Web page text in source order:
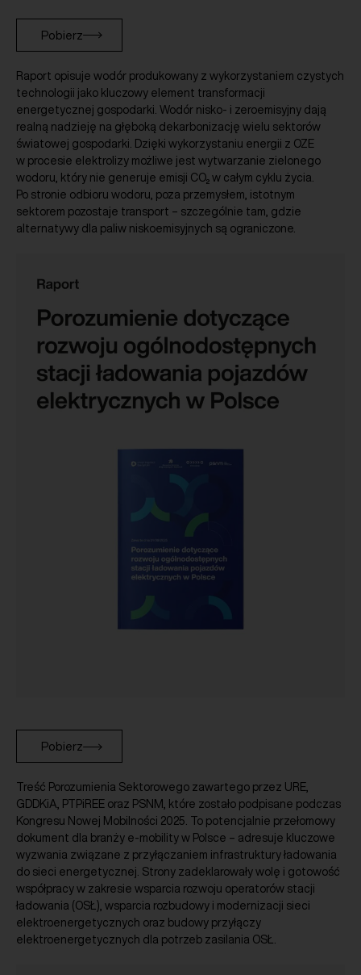
Pobierz
Raport opisuje wodór produkowany z wykorzystaniem czystych
technologii jako kluczowy element transformacji
energetycznej gospodarki. Wodór nisko- i zeroemisyjny dają
realną nadzieję na głęboką dekarbonizację wielu sektorów
światowej gospodarki. Dzięki wykorzystaniu energii z OZE
w procesie elektrolizy możliwe jest wytwarzanie zielonego
wodoru, który nie generuje emisji CO₂ w całym cyklu życia.
Po stronie odbioru wodoru, poza przemysłem, istotnym
sektorem pozostaje transport – szczególnie tam, gdzie
alternatywy dla paliw niskoemisyjnych są ograniczone.
Pobierz
Treść Porozumienia Sektorowego zawartego przez URE,
GDDKiA, PTPiREE oraz PSNM, które zostało podpisane podczas
Kongresu Nowej Mobilności 2025. To potencjalnie przełomowy
dokument dla branży e-mobility w Polsce – adresuje kluczowe
wyzwania związane z przyłączaniem infrastruktury ładowania
do sieci energetycznej. Strony zadeklarowały wolę i gotowość
współpracy w zakresie wsparcia rozwoju operatorów stacji
ładowania (OSŁ), wsparcia rozbudowy i modernizacji sieci
elektroenergetycznych oraz budowy przyłączy
elektroenergetycznych dla potrzeb zasilania OSŁ.